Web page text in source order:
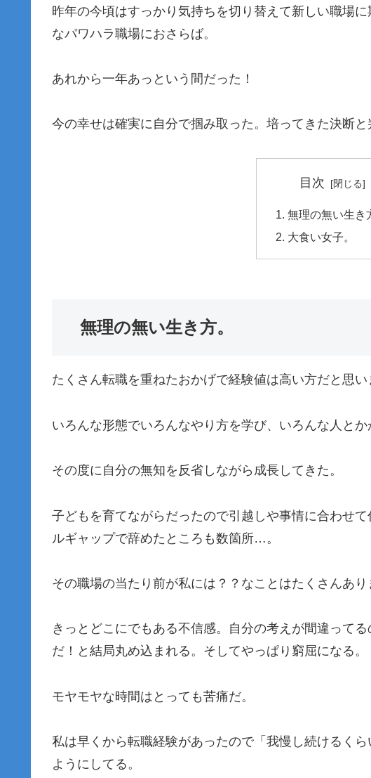
昨年の今頃はすっかり気持ちを切り替えて新しい職場
なパワハラ職場におさらば。
あれから一年あっという間だった！
今の幸せは確実に自分で掴み取った。培ってきた決断と
目次
無理の無い生き
大食い女子。
無理の無い生き方。
たくさん転職を重ねたおかげで経験値は高い方だと思い
いろんな形態でいろんなやり方を学び、いろんな人とか
その度に自分の無知を反省しながら成長してきた。
子どもを育てながらだったので引越しや事情に合わせ
ルギャップで辞めたところも数箇所…。
その職場の当たり前が私には？？なことはたくさんあり
きっとどこにでもある不信感。自分の考えが間違って
だ！と結局丸め込まれる。そしてやっぱり窮屈になる。
モヤモヤな時間はとっても苦痛だ。
私は早くから転職経験があったので「我慢し続けるく
ようにしてる。